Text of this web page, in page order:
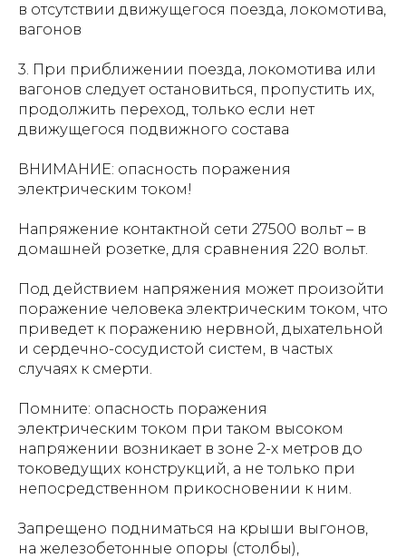
в отсутствии движущегося поезда, локомотива,
вагонов
3. При приближении поезда, локомотива или
вагонов следует остановиться, пропустить их,
продолжить переход, только если нет
движущегося подвижного состава
ВНИМАНИЕ: опасность поражения
электрическим током!
Напряжение контактной сети 27500 вольт – в
домашней розетке, для сравнения 220 вольт.
Под действием напряжения может произойти
поражение человека электрическим током, что
приведет к поражению нервной, дыхательной
и сердечно-сосудистой систем, в частых
случаях к смерти.
Помните: опасность поражения
электрическим током при таком высоком
напряжении возникает в зоне 2-х метров до
токоведущих конструкций, а не только при
непосредственном прикосновении к ним.
Запрещено подниматься на крыши выгонов,
на железобетонные опоры (столбы),